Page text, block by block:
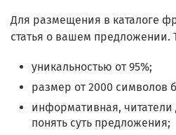
Для размещения в каталоге
статья о вашем предложении.
уникальностью от 95%;
размер от 2000 символов
информативная,
понять суть предложения;